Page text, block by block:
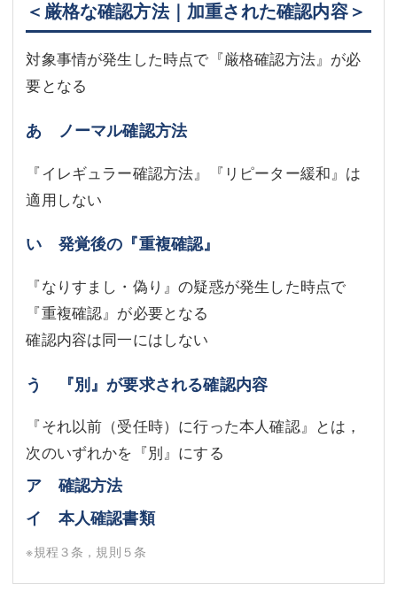
＜厳格な確認方法｜加重された確認内容＞
対象事情が発生した時点で『厳格確認方法』が必
要となる
あ ノーマル確認方法
『イレギュラー確認方法』『リピーター緩和』は
適用しない
い 発覚後の『重複確認』
『なりすまし・偽り』の疑惑が発生した時点で
『重複確認』が必要となる
確認内容は同一にはしない
う 『別』が要求される確認内容
『それ以前（受任時）に行った本人確認』とは，
次のいずれかを『別』にする
ア 確認方法
イ 本人確認書類
※規程３条，規則５条